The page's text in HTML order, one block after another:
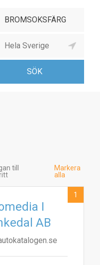
till
Markera
alla
I
AB
1